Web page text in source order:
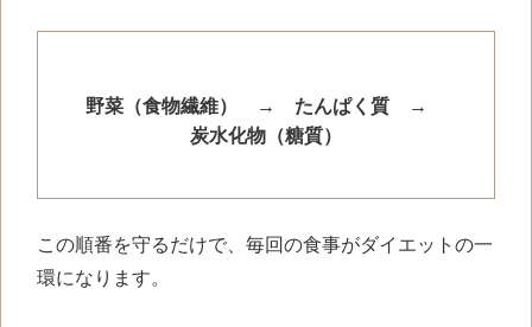
野菜（食物繊維） → たんぱく質 →
炭水化物（糖質）
この順番を守るだけで、毎回の食事がダイエットの一
環になります。